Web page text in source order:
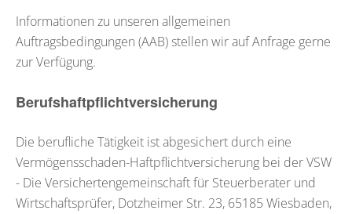
Informationen zu unseren allgemeinen
Auftragsbedingungen (AAB) stellen wir auf Anfrage gerne
zur Verfügung.
Berufshaftpflichtversicherung
Die berufliche Tätigkeit ist abgesichert durch eine
Vermögensschaden-Haftpflichtversicherung bei der VSW
- Die Versichertengemeinschaft für Steuerberater und
Wirtschaftsprüfer, Dotzheimer Str. 23, 65185 Wiesbaden,